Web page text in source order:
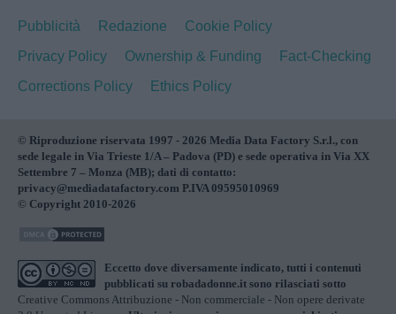
Pubblicità Redazione
Cookie Policy
Privacy Policy
Ownership & Funding
Fact-Checking
Corrections Policy
Ethics Policy
© Riproduzione riservata 1997 - 2026 Media Data Factory S.r.l., con
sede legale in Via Trieste 1/A – Padova (PD) e sede operativa in Via XX
Settembre 7 – Monza (MB); dati di contatto:
privacy@mediadatafactory.com P.IVA 09595010969
© Copyright 2010-2026
Eccetto dove diversamente indicato, tutti i contenuti
pubblicati su robadadonne.it sono rilasciati sotto
Creative Commons Attribuzione - Non commerciale - Non opere derivate